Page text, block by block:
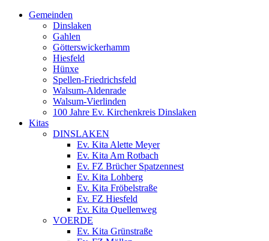
Gemeinden
Dinslaken
Gahlen
Götterswickerhamm
Hiesfeld
Hünxe
Spellen-Friedrichsfeld
Walsum-Aldenrade
Walsum-Vierlinden
100 Jahre Ev. Kirchenkreis Dinslaken
Kitas
DINSLAKEN
Ev. Kita Alette Meyer
Ev. Kita Am Rotbach
Ev. FZ Brücher Spatzennest
Ev. Kita Lohberg
Ev. Kita Fröbelstraße
Ev. FZ Hiesfeld
Ev. Kita Quellenweg
VOERDE
Ev. Kita Grünstraße